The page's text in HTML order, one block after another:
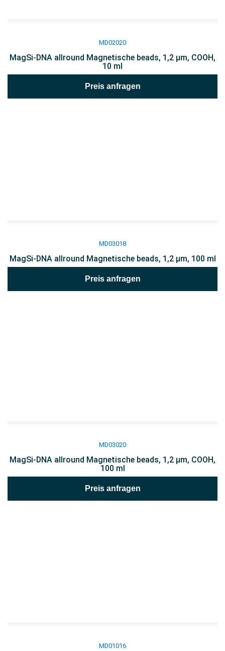
MD02020
MagSi-DNA allround Magnetische beads, 1,2 µm, COOH,
10 ml
Preis anfragen
MD03018
MagSi-DNA allround Magnetische beads, 1,2 µm, 100 ml
Preis anfragen
MD03020
MagSi-DNA allround Magnetische beads, 1,2 µm, COOH,
100 ml
Preis anfragen
MD01016